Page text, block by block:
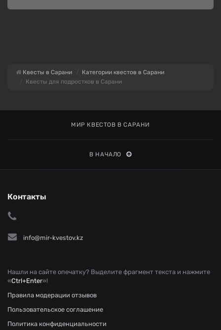
Квесты в Сарани
Категории квестов в Сарани
Квесты для подростков в Сарани
МИР КВЕСТОВ В САРАНИ
В НАЧАЛО
Контакты
info@mir-kvestov.kz
Нашли на сайте опечатку? Выделите фрагмент текста и нажмите
«Ctrl+Enter»!
Правила модерации отзывов
Пользовательское соглашение
Политика конфиденциальности